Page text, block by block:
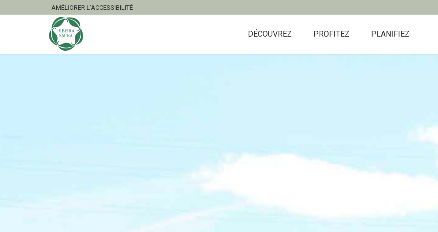
AMÉLIORER L'ACCESSIBILITÉ
DÉCOUVREZ PROFITEZ PLANIFIEZ